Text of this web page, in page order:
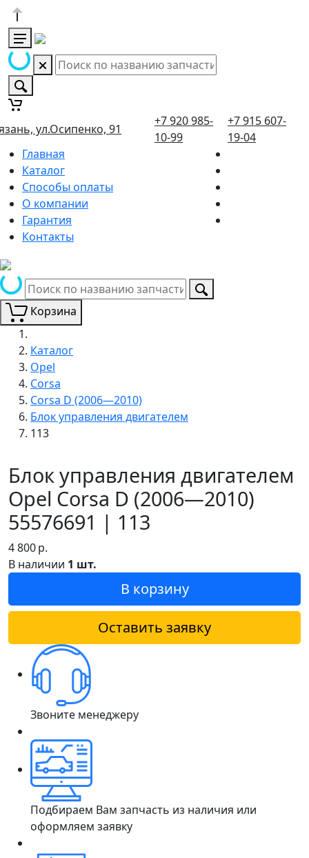
ул.Осипенко, 91
+7 920 985-
10-99
+7 915 607-
19-04
Главная
Каталог
Способы оплаты
О компании
Гарантия
Контакты
Корзина
Каталог
Opel
Corsa
Corsa D (2006—2010)
Блок управления двигателем
113
Блок управления двигателем
Opel Corsa D (2006—2010)
55576691 | 113
4 800р.
В наличии 1 шт.
В корзину
Оставить заявку
Звоните менеджеру
Подбираем Вам запчасть из наличия или
оформляем заявку